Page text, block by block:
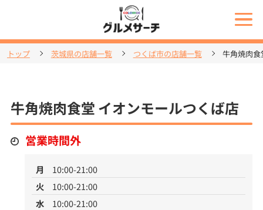
トップ 茨城県の店舗一覧 つくば市の店舗一覧 牛角焼肉
牛角焼肉食堂 イオンモールつくば店
営業時間外
月
10:00-21:00
火
10:00-21:00
水
10:00-21:00